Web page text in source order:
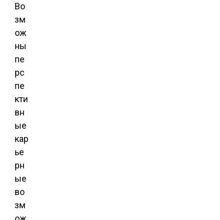
Во
зм
ож
ны
пе
рс
пе
кти
вн
ые
кар
ье
рн
ые
во
зм